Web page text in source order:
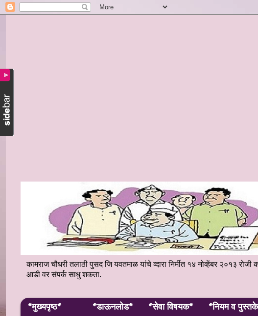
कामराज चौधरी तलाठी पुसद जि यवतमाळ यांचे व्दारा निर्मीत १४ नोव्हेंबर २०१३
आडी वर संपर्क साधु शकता.
*मुख्यपृष्ठ* *डाऊनलोड* *सेवा विषयक* *नियम व